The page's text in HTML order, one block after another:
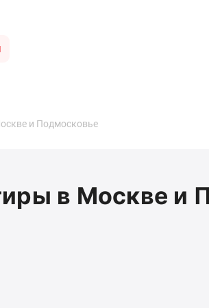
и Подмосковье
в Москве и